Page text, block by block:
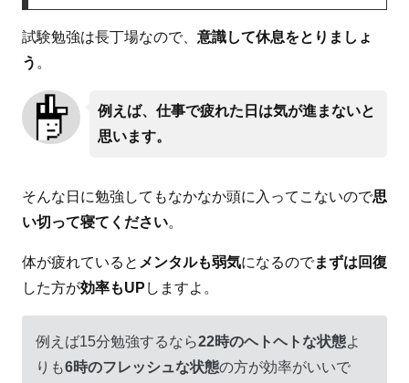
試験勉強は長丁場なので、 意識して休息をとりましょ
う 。
例えば、仕事で疲れた日は気が進まないと
思います。
そんな日に勉強してもなかなか頭に入ってこないので思
い切って寝てください。
体が疲れていると メンタルも弱気になるのでまずは回復
した方が効率もUP しますよ。
例えば15分勉強するなら22時のヘトヘトな状態よ
りも6時のフレッシュな状態の方が効率がいいで